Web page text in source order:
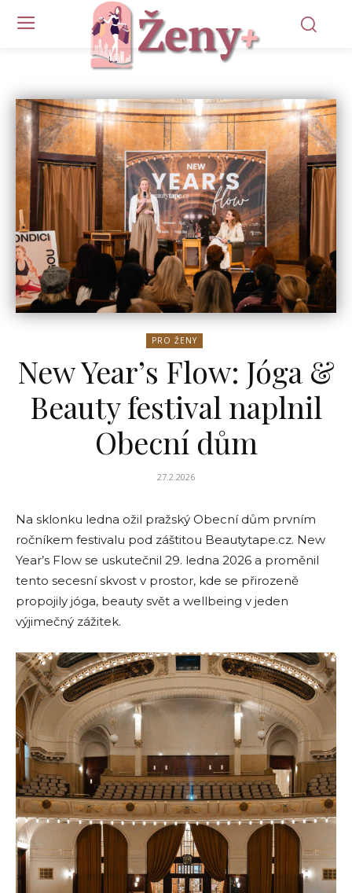
PRO ŽENY
New Year’s Flow: Jóga &
Beauty festival naplnil
Obecní dům
27.2.2026
Na sklonku ledna ožil pražský Obecní dům prvním
ročníkem festivalu pod záštitou Beautytape.cz. New
Year’s Flow se uskutečnil 29. ledna 2026 a proměnil
tento secesní skvost v prostor, kde se přirozeně
propojily jóga, beauty svět a wellbeing v jeden
výjimečný zážitek.